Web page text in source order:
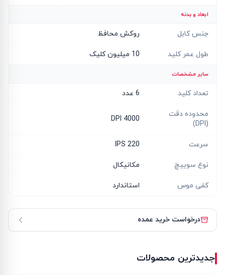
ابعاد و بدنه
جنس کابل روکش محافظ
طول عمر کلید 10 میلیون کلیک
سایر مشخصات
تعداد کلید 6 عدد
محدوده دقت
(DPI)
4000 DPI
سرعت 220 IPS
نوع سوییچ مکانیکال
کفی موس استاندارد
درخواست خرید عمده
جدیدترین محصولات